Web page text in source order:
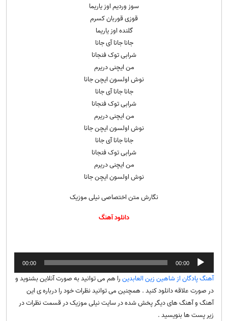
سوز وردیم اوز یاریما
قوزی قوربان کسرم
گلنده اوز یاریما
جانا جانا آی جانا
شرابی توک فنجانا
من ایچنی دریرم
نوش اولسون ایچن جانا
جانا جانا آی جانا
شرابی توک فنجانا
من ایچنی دریرم
نوش اولسون ایچن جانا
جانا جانا آی جانا
شرابی توک فنجانا
من ایچنی دریرم
نوش اولسون ایچن جانا
نگارش متن اختصاصی نیلی موزیک
دانلود آهنگ
پخش‌کننده
صوت
00:00
00:00
آهنگ پادگان از شاهین زین العابدینرا هم می توانید به صورت آنلاین بشنوید و
در صورت علاقه دانلود کنید . همچنین می توانید نظرات خود را درباره ی این
آهنگ و آهنگ های دیگر پخش شده در سایت نیلی موزیک در قسمت نظرات در
زیر پست ها بنویسید .